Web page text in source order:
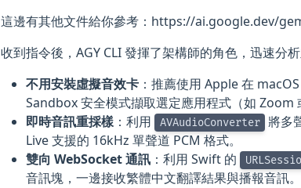
這邊有其他文件給你參考：https://ai.google.dev/
收到指令後，AGY CLI 發揮了架構師的角色，迅速分
不用安裝虛擬音效卡 ：推薦使用 Apple 在
Sandbox 安全模式擷取選定應用程式（如 Zoom
即時音訊重採樣 ：利用 AVAudioConverter
將多
Live 支援的 16kHz 單聲道 PCM 格式。
雙向 WebSocket 通訊 ：利用 Swift 的
音訊塊，一邊接收繁體中文翻譯結果與播報音訊。